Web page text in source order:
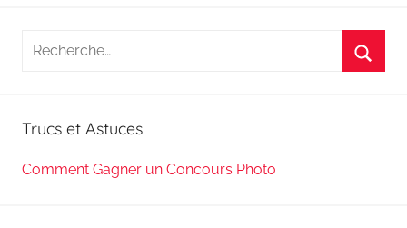
Recherche
Trucs et Astuces
Comment Gagner un Concours Photo